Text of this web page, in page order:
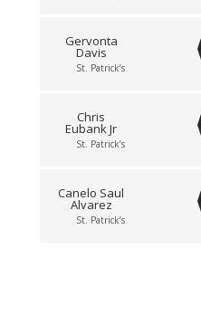
Gervonta
Davis
St. Patrick’s
Chris
Eubank Jr
St. Patrick’s
Canelo Saul
Alvarez
St. Patrick’s